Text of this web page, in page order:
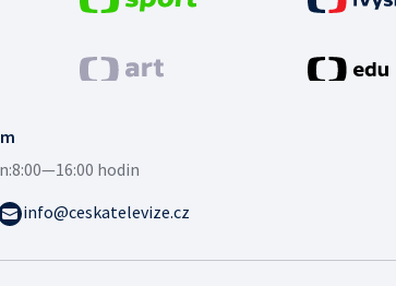
8:00—16:00 hodin
info@ceskatelevize.cz